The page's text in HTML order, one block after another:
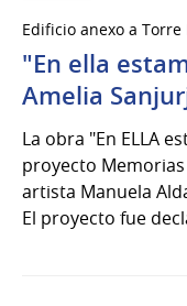
al
27
de
del
2026
Edificio anexo a Torre
"En ella
Amelia
La obra "En ELLA
proyecto
artista Manuela
El proyecto fue